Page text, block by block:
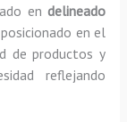
endelineado
en el
de productos y
reflejando